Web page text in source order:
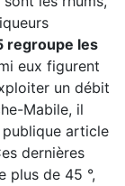
regroupe les
eux figurent
un débit
Mabile, il
article
dernières
plus de 45 °,